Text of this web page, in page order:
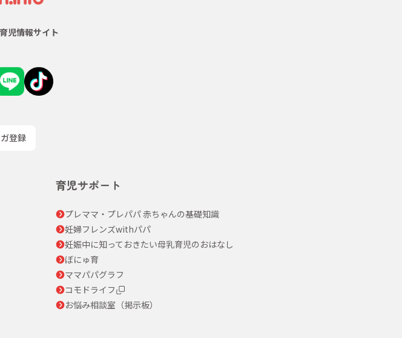
児情報サイト
登録
育児サポート
プレママ・プレパパ 赤ちゃんの基礎知識
妊婦フレンズwithパパ
妊娠中に知っておきたい母乳育児のおはなし
ぼにゅ育
ママパパグラフ
コモドライフ
お悩み相談室（掲示板）